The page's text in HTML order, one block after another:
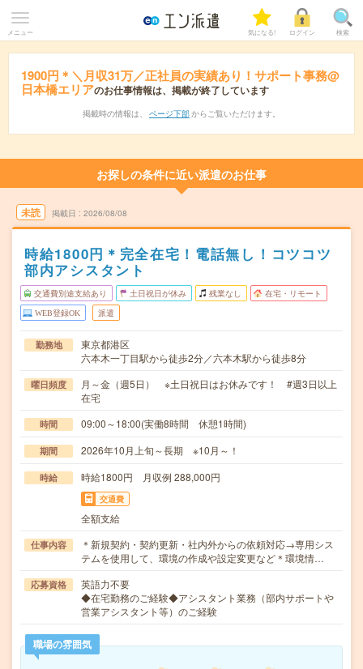
メニュー 気になる! ログイン 検索
1900円＊＼月収31万／正社員の実績あり！サポート事務@
日本橋エリアのお仕事情報は、掲載が終了しています
掲載時の情報は、 ページ下部 からご覧いただけます。
お探しの条件に近い派遣のお仕事
未読 掲載日 2026/08/08
時給1800円＊完全在宅！電話無し！コツコツ
部内アシスタント
交通費別途支給あり 土日祝日が休み 残業なし 在宅・リモート
WEB登録OK 派遣
勤務地
東京都港区
六本木一丁目駅から徒歩2分／六本木駅から徒歩8分
曜日頻度
月～金（週5日） ※土日祝日はお休みです！ #週3日以上
在宅
時間 09:00～18:00(実働8時間 休憩1時間)
期間 2026年10月上旬～長期 ※10月～！
時給 時給1800円 月収例 288,000円
交通費
全額支給
仕事内容
＊新規契約・契約更新・社内外からの依頼対応→専用シス
テムを使用して、環境の作成や設定変更など＊環境情…
応募資格
英語力不要
◆在宅勤務のご経験◆アシスタント業務（部内サポートや
営業アシスタント等）のご経験
職場の雰囲気